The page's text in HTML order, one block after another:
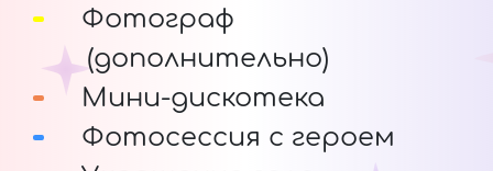
Фотограф
(дополнительно)
Мини-дискотека
Фотосессия с героем